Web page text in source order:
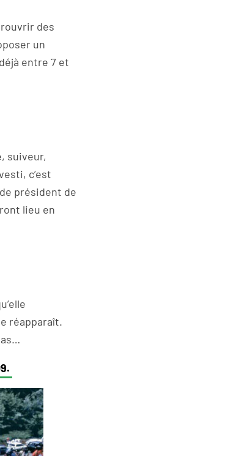
des
un
entre 7 et
suiveur,
c’est
président de
lieu en
réapparaît.